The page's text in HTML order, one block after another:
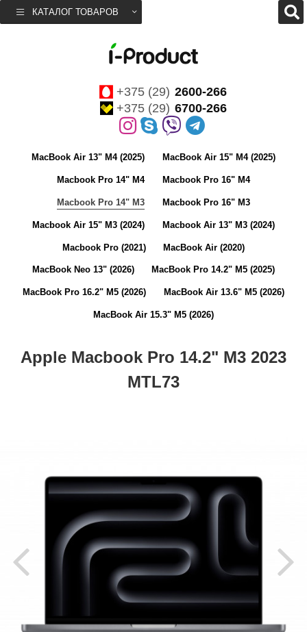
КАТАЛОГ ТОВАРОВ
+375 (29) 2600-266
+375 (29) 6700-266
MacBook Air 13" M4 (2025) MacBook Air 15" M4 (2025)
Macbook Pro 14" M4 Macbook Pro 16" M4
Macbook Pro 14" M3 Macbook Pro 16" M3
Macbook Air 15" M3 (2024) Macbook Air 13" M3 (2024)
Macbook Pro (2021) MacBook Air (2020)
MacBook Neo 13" (2026) MacBook Pro 14.2" M5 (2025)
MacBook Pro 16.2" M5 (2026) MacBook Air 13.6" M5 (2026)
MacBook Air 15.3" M5 (2026)
Apple Macbook Pro 14.2" M3 2023
MTL73